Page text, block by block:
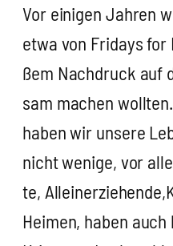
Vor eini­gen Jah­ren
etwa von Fri­days
ßem Nach­druck
sam machen
haben wir unse­re
nicht weni­ge, vor
te,
Hei­men, haben